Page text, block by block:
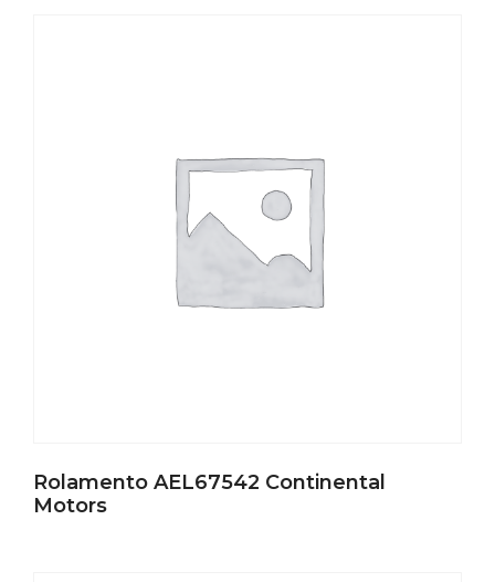
Rolamento AEL67542 Continental
Motors